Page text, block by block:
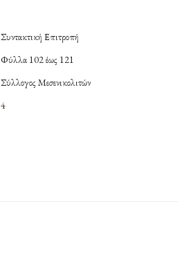
Συντακτική Επιτροπή
Φύλλα 102 έως 121
Σύλλογος Μεσενικολιτών
4